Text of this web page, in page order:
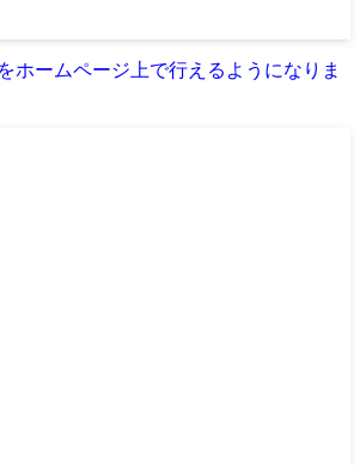
ホームページ上で行えるようになりま